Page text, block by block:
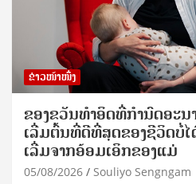
ຂ່າວໜ້າໜຶ່ງ
ຂອງຂວັນທໍາອິດທີ່ກໍານົດອະນ
ເລີ່ມຕົ້ນທີ່ດີທີ່ສຸດຂອງຊີວິດບໍ່ໄ
ເລີ່ມຈາກອ້ອມເອິກຂອງແມ່
05/08/2026 Souliyo Sengngam